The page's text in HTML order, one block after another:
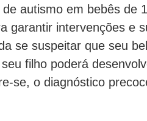
autismo em bebês de
garantir intervenções e
se suspeitar que seu
filho poderá
se, o diagnóstico